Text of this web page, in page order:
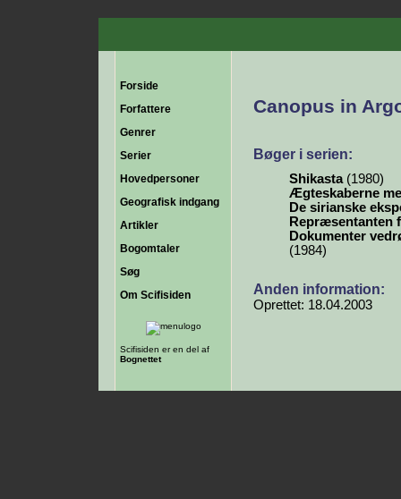
Forside
Forfattere
Genrer
Serier
Hovedpersoner
Geografisk indgang
Artikler
Bogomtaler
Søg
Om Scifisiden
Scifisiden er en del af
Bognettet
Canopus in
Bøger i serien:
Shikasta(1980)
Ægteskaberne
De sirianske
Repræsentanten
Dokumenter
(1984)
Anden information:
Oprettet: 18.04.2003